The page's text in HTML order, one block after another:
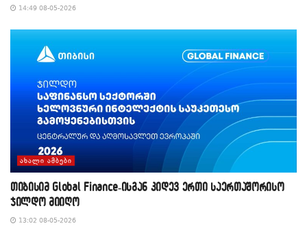
14:49 08-05-2026
ᲐᲮᲐᲚᲘ ᲐᲛᲑᲔᲑᲘ
თიბისიმ Global Finance-ისგან კიდევ ერთი საერთაშორისო
ჯილდო მიიღო
13:02 08-05-2026